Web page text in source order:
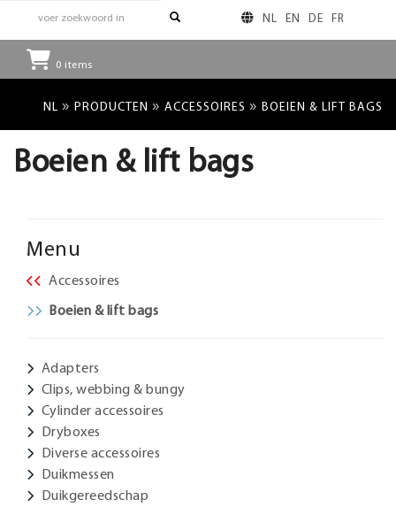
NL EN DE FR
0 items
NL » PRODUCTEN » ACCESSOIRES » BOEIEN & LIFT BAGS
Boeien & lift bags
Menu
Accessoires
Boeien & lift bags
Adapters
Clips, webbing & bungy
Cylinder accessoires
Dryboxes
Diverse accessoires
Duikmessen
Duikgereedschap